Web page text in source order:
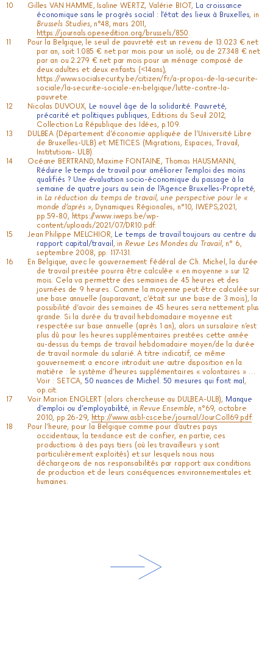
Gilles VAN HAMME, Isaline WERTZ, Valérie BIOT, La croissance
économique sans le progrès social : l’état des lieux à Bruxelles, in
Brussels Studies, n°48, mars 2011,
https://journals.openedition.org/brussels/850
Pour la Belgique, le seuil de pauvreté est un revenu de 13.023 € net
par an, soit 1.085 € net par mois pour un isolé, ou de 27.348 € net
par an ou 2.279 € net par mois pour un ménage composé de
deux adultes et deux enfants (<14ans),
https://www.socialsecurity.be/citizen/fr/a-propos-de-la-securite-
sociale/la-securite-sociale-en-belgique/lutte-contre-la-
pauvrete.
Nicolas DUVOUX, Le nouvel âge de la solidarité. Pauvreté,
précarité et politiques publiques, Editions du Seuil 2012,
Collection La République des Idées, p.109.
DULBEA (Département d’économie appliquée de l’Université Libre
de Bruxelles-ULB) et METICES (Migrations, Espaces, Travail,
Institutions- ULB).
Océane BERTRAND, Maxime FONTAINE, Thomas HAUSMANN,
Réduire le temps de travail pour améliorer l’emploi des moins
qualifiés ? Une évaluation socio-économique du passage à la
semaine de quatre jours au sein de l’Agence Bruxelles-Propreté,
in La réduction du temps de travail, une perspective pour le «
monde d’après », Dynamiques Régionales, n°10, IWEPS,2021,
pp.59-80, https://www.iweps.be/wp-
content/uploads/2021/07/DR10.pdf.
Jean Philippe MELCHIOR, Le temps de travail toujours au centre du
rapport capital/travail, in Revue Les Mondes du Travail, n° 6,
septembre 2008, pp. 117-131.
En Belgique, avec le gouvernement fédéral de Ch. Michel, la durée
de travail prestée pourra être calculée « en moyenne » sur 12
mois. Cela va permettre des semaines de 45 heures et des
journées de 9 heures. Comme la moyenne peut être calculée sur
une base annuelle (auparavant, c’était sur une base de 3 mois), la
possibilité d’avoir des semaines de 45 heures sera nettement plus
grande. Si la durée du travail hebdomadaire moyenne est
respectée sur base annuelle (après 1 an), alors un sursalaire n’est
plus dû pour les heures supplémentaires prestées cette année
au-dessus du temps de travail hebdomadaire moyen/de la durée
de travail normale du salarié. A titre indicatif, ce même
gouvernement a encore introduit une autre disposition en la
matière : le système d’heures supplémentaires « volontaires » …
Voir : SETCA, 50 nuances de Michel. 50 mesures qui font mal,
op.cit.
Voir Marion ENGLERT (alors chercheuse au DULBEA-ULB), Manque
d’emploi ou d’employabilité, in Revue Ensemble, n°69, octobre
2010, pp.26-29, http://www.asbl-csce.be/journal/JourColl69.pdf.
Pour l’heure, pour la Belgique comme pour d’autres pays
occidentaux, la tendance est de confier, en partie, ces
productions à des pays tiers (où les travailleurs y sont
particulièrement exploités) et sur lesquels nous nous
déchargeons de nos responsabilités par rapport aux conditions
de production et de leurs conséquences environnementales et
humaines.